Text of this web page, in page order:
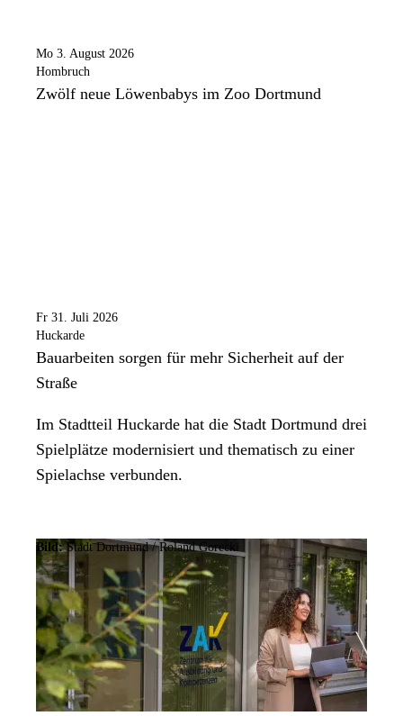
Mo 3. August 2026
Hombruch
Zwölf neue Löwenbabys im Zoo Dortmund
Fr 31. Juli 2026
Huckarde
Bauarbeiten sorgen für mehr Sicherheit auf der
Straße
Im Stadtteil Huckarde hat die Stadt Dortmund drei
Spielplätze modernisiert und thematisch zu einer
Spielachse verbunden.
Bild:Stadt Dortmund / Roland Gorecki